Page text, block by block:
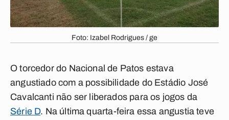
Foto: Izabel Rodrigues / ge
O torcedor do Nacional de Patos estava
angustiado com a possibilidade do Estádio José
Cavalcanti não ser liberados para os jogos da
Série D. Na última quarta-feira essa angustia teve